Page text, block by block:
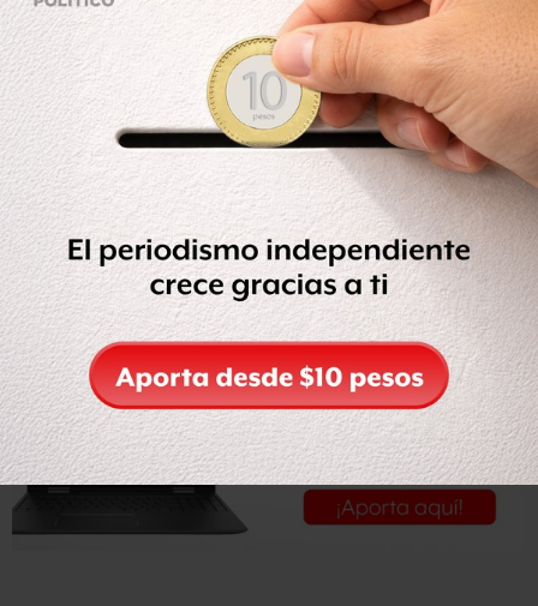
El pasado miércoles, maestros de la Coordinadora
Nacional de Trabajadores de la Educación (CNTE)
iniciaron un paro laboral de 24 horas,en rechazo a la
reforma educativa.
El secretario técnico A de la sección 18 del CNTE,
Eugenio Rodríguez, dio a conocer que fueronseis mil
escuelas que a nivel estatal se sumaron al paro laboral.